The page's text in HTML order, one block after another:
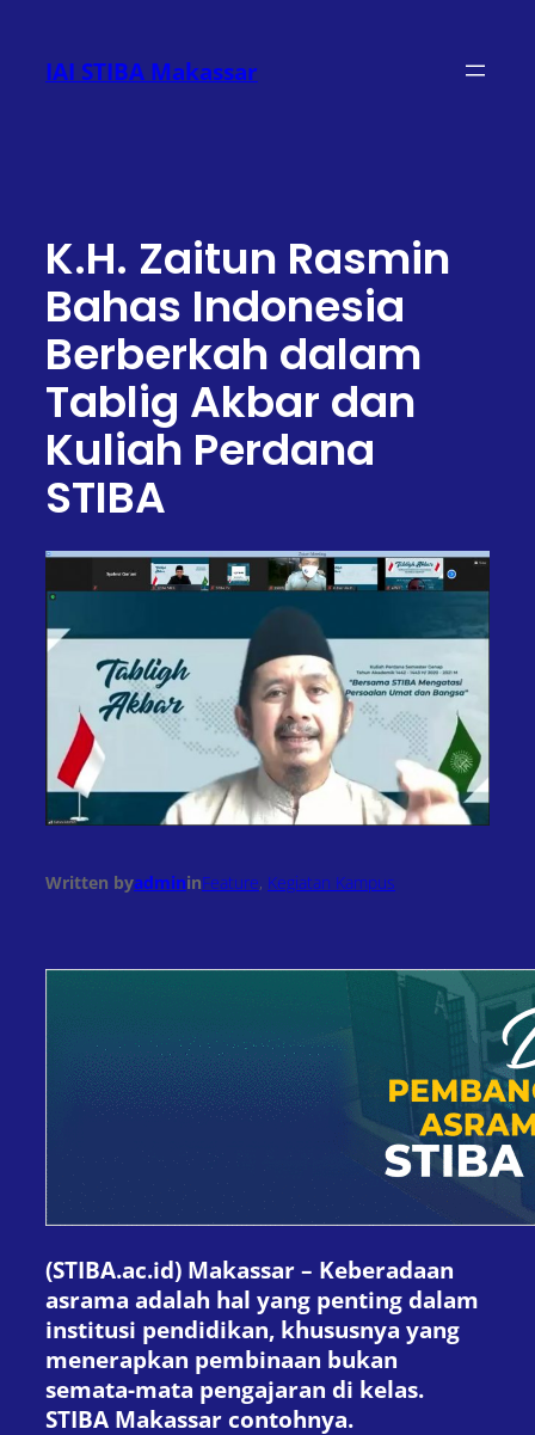
konten
IAI STIBA Makassar
K.H. Zaitun Rasmin
Bahas Indonesia
Berberkah dalam
Tablig Akbar dan
Kuliah Perdana
STIBA
Written byadmininFeature, Kegiatan Kampus
(STIBA.ac.id) Makassar – Keberadaan
asrama adalah hal yang penting dalam
institusi pendidikan, khususnya yang
menerapkan pembinaan bukan
semata-mata pengajaran di kelas.
STIBA Makassar contohnya.